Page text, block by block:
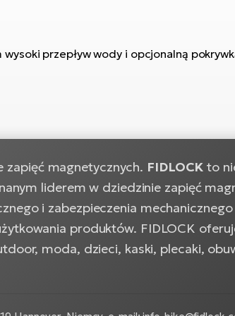
przepływ wody i opcjonalną
zapięć magnetycznych. FIDLOCK to
liderem w dziedzinie zapięć
i zabezpieczenia
produktów. FIDLOCK
moda, dzieci, kaski, plecaki,